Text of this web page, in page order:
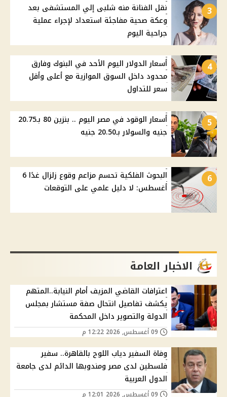
3
نقل الفنانة منه شلبى إلي المستشفى بعد
وعكة صحية مفاجئة استعداد لإجراء عملية
جراحية اليوم
4
أسعار الدولار اليوم الأحد في البنوك وفارق
محدود داخل السوق الموازية مع أعلى وأقل
سعر للتداول
5
أسعار الوقود في مصر اليوم .. بنزين 80 بـ20.75
جنيه والسولار بـ20.50 جنيه
6
البحوث الفلكية تحسم مزاعم وقوع زلزال غدًا 6
أغسطس: لا دليل علمي على التوقعات
الاخبار العامة
اعترافات القاضي المزيف أمام النيابة..المتهم
يكشف تفاصيل انتحال صفة مستشار بمجلس
الدولة والتصوير داخل المحكمة
وفاة السفير دياب اللوح بالقاهرة.. سفير
فلسطين لدى مصر ومندوبها الدائم لدى جامعة
الدول العربية